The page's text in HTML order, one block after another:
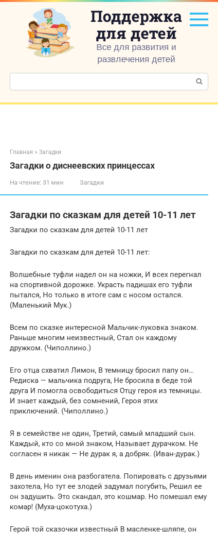
Перейти
контенту
Поддержка
для детей
Все для развития и
развлечения детей
Поиск:
Главная » Загадки
Загадки о диснеевских принцессах
На чтение: 31 мин Загадки
Загадки по сказкам для детей 10-11 лет
Загадки по сказкам для детей 10-11 лет
Загадки по сказкам для детей 10-11 лет:
Волшебные туфли надел он на ножки, И всех перегнал
на спортивной дорожке. Украсть падишах его туфли
пытался, Но только в итоге сам с носом остался.
(Маленький Мук.)
Всем по сказке интересной Мальчик-луковка знаком.
Раньше многим неизвестный, Стал он каждому
дружком. (Чиполлино.)
Его отца схватил Лимон, В темницу бросил папу он…
Редиска — мальчика подруга, Не бросила в беде той
друга И помогла освободиться Отцу героя из темницы.
И знает каждый, без сомнений, Героя этих
приключений. (Чиполлино.)
Я в семействе не один, Третий, самый младший сын.
Каждый, кто со мной знаком, Называет дурачком. Не
согласен я никак — Не дурак я, а добряк. (Иван-дурак.)
В день именин она разбогатела. Попировать с друзьями
захотела, Но тут ее злодей задумал погубить, Решил ее
он задушить. Это скандал, это кошмар. Но помешал ему
комар! (Муха-цокотуха.)
Герой той сказочки известный В масленке-шляпе, он